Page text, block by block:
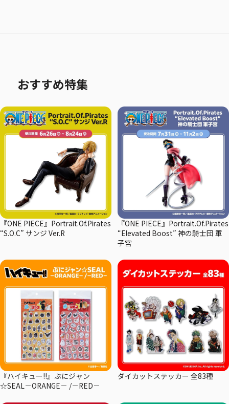
おすすめ特集
『ONE PIECE』Portrait.Of.Pirates
“S.O.C” サンジ Ver.R
『ONE PIECE』Portrait.Of.Pirates
“Elevated Boost” 神の騎士団 軍
子宮
『ハイキュー!!』ぷにジャン
☆SEAL－ORANGE－ /－RED－
ダイカットステッカー 全83種